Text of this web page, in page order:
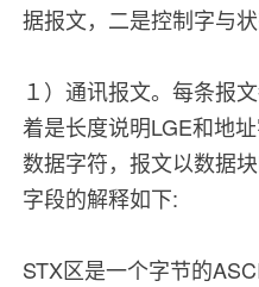
据报文，二是控制字与状
１）通讯报文。每条报
着是长度说明LGE和地
数据字符，报文以数据
字段的解释如下:
STX区是一个字节的